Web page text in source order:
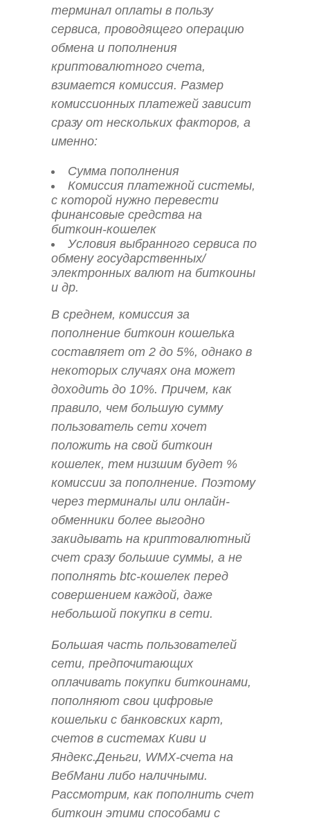
терминал оплаты в пользу
сервиса, проводящего операцию
обмена и пополнения
криптовалютного счета,
взимается комиссия. Размер
комиссионных платежей зависит
сразу от нескольких факторов, а
именно:
Сумма пополнения
Комиссия платежной системы,
с которой нужно перевести
финансовые средства на
биткоин-кошелек
Условия выбранного сервиса по
обмену государственных/
электронных валют на биткоины
и др.
В среднем, комиссия за
пополнение биткоин кошелька
составляет от 2 до 5%, однако в
некоторых случаях она может
доходить до 10%. Причем, как
правило, чем большую сумму
пользователь сети хочет
положить на свой биткоин
кошелек, тем низшим будет %
комиссии за пополнение. Поэтому
через терминалы или онлайн-
обменники более выгодно
закидывать на криптовалютный
счет сразу большие суммы, а не
пополнять btc-кошелек перед
совершением каждой, даже
небольшой покупки в сети.
Большая часть пользователей
сети, предпочитающих
оплачивать покупки биткоинами,
пополняют свои цифровые
кошельки с банковских карт,
счетов в системах Киви и
Яндекс.Деньги, WMX-счета на
ВебМани либо наличными.
Рассмотрим, как пополнить счет
биткоин этими способами с